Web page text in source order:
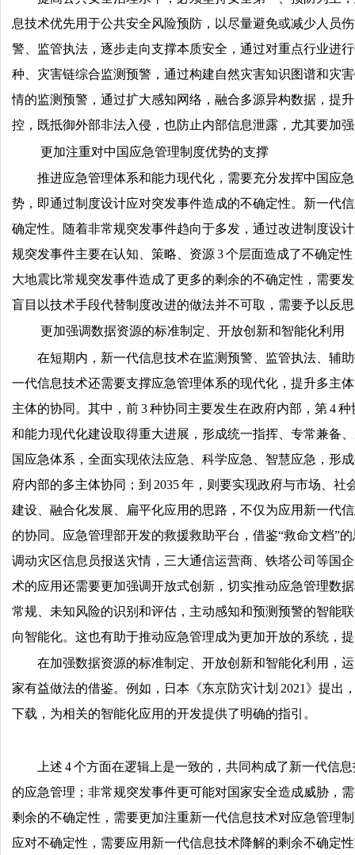
息技术优先用于公共安全风险预防，以尽量避免或减少人员
警、监管执法，逐步走向支撑本质安全，通过对重点行业进
种、灾害链综合监测预警，通过构建自然灾害知识图谱和灾
情的监测预警，通过扩大感知网络，融合多源异构数据，提
控，既抵御外部非法入侵，也防止内部信息泄露，尤其要加
更加注重对中国应急管理制度优势的支撑
推进应急管理体系和能力现代化，需要充分发挥中国应
势，即通过制度设计应对突发事件造成的不确定性。新一代
确定性。随着非常规突发事件趋向于多发，通过改进制度设
规突发事件主要在认知、策略、资源 3 个层面造成了不确定
大地震比常规突发事件造成了更多的剩余的不确定性，需要
盲目以技术手段代替制度改进的做法并不可取，需要予以反
更加强调数据资源的标准制定、开放创新和智能化利用
在短期内，新一代信息技术在监测预警、监管执法、辅
一代信息技术还需要支撑应急管理体系的现代化，提升多主
主体的协同。其中，前 3 种协同主要发生在政府内部，第 4
和能力现代化建设取得重大进展，形成统一指挥、专常兼备
国应急体系，全面实现依法应急、科学应急、智慧应急，形
府内部的多主体协同；到 2035 年，则要实现政府与市场、
建设、融合化发展、扁平化应用的思路，不仅为应用新一代
的协同。应急管理部开发的救援救助平台，借鉴“救命文档”
调动灾区信息员报送灾情，三大通信运营商、铁塔公司等国
术的应用还需要更加强调开放式创新，切实推动应急管理数
常规、未知风险的识别和评估，主动感知和预测预警的智能
向智能化。这也有助于推动应急管理成为更加开放的系统，
在加强数据资源的标准制定、开放创新和智能化利用，
家有益做法的借鉴。例如，日本《东京防灾计划 2021》提
下载，为相关的智能化应用的开发提供了明确的指引。
上述 4 个方面在逻辑上是一致的，共同构成了新一代信
的应急管理；非常规突发事件更可能对国家安全造成威胁，
剩余的不确定性，需要更加注重新一代信息技术对应急管理
应对不确定性，需要应用新一代信息技术降解的剩余不确定